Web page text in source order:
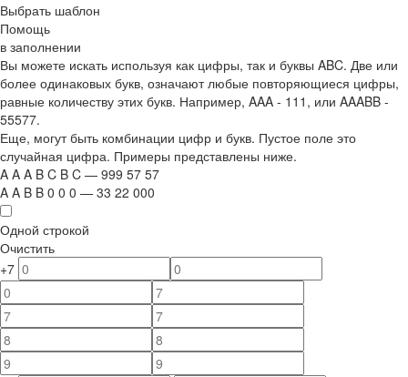
Выбрать шаблон
Помощь
в заполнении
Вы можете искать используя как цифры, так и буквы ABC. Две или
более одинаковых букв, означают любые повторяющиеся цифры,
равные количеству этих букв. Например, AAA - 111 , или AAABB -
55577.
Еще, могут быть комбинации цифр и букв. Пустое поле это
случайная цифра. Примеры представлены ниже.
A A A B C B C — 999 57 57
A A B B 0 0 0 — 33 22 000
Одной строкой
Очистить
+7